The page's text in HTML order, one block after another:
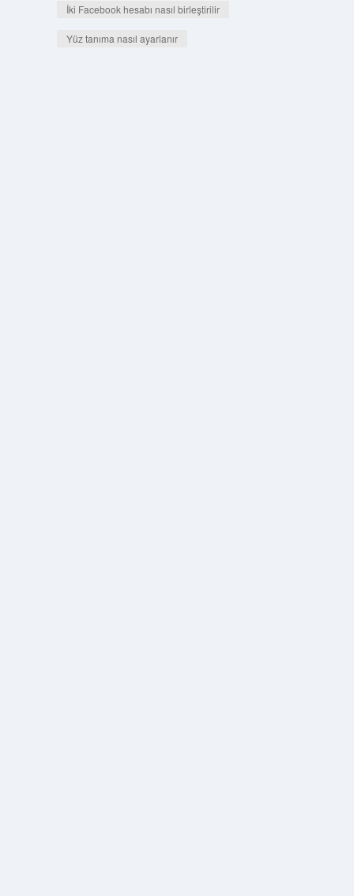
İki Facebook hesabı nasıl birleştirilir
Yüz tanıma nasıl ayarlanır